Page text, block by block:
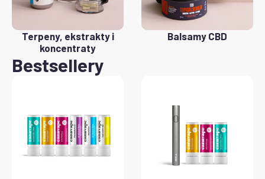
Terpeny, ekstrakty i
koncentraty
Balsamy CBD
Bestsellery